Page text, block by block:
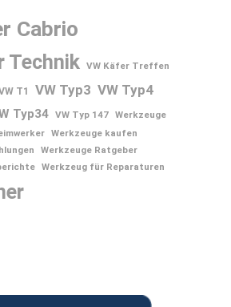
Cabrio
Technik VW Käfer Treffen
T1 VW Typ3 VW Typ4
Typ34 VW Typ 147 Werkzeuge
Werkzeuge kaufen
Werkzeuge Ratgeber
Werkzeug für Reparaturen